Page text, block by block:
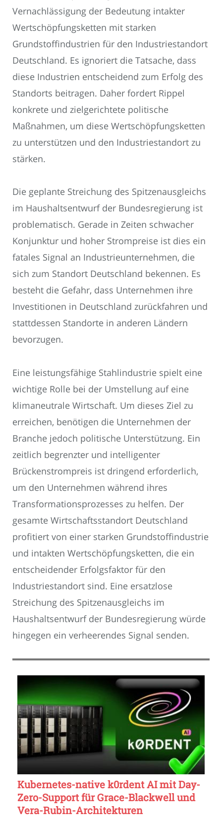
Vernachlässigung der Bedeutung intakter
Wertschöpfungsketten mit starken
Grundstoffindustrien für den Industriestandort
Deutschland. Es ignoriert die Tatsache, dass
diese Industrien entscheidend zum Erfolg des
Standorts beitragen. Daher fordert Rippel
konkrete und zielgerichtete politische
Maßnahmen, um diese Wertschöpfungsketten
zu unterstützen und den Industriestandort zu
stärken.
Die geplante Streichung des Spitzenausgleichs
im Haushaltsentwurf der Bundesregierung ist
problematisch. Gerade in Zeiten schwacher
Konjunktur und hoher Strompreise ist dies ein
fatales Signal an Industrieunternehmen, die
sich zum Standort Deutschland bekennen. Es
besteht die Gefahr, dass Unternehmen ihre
Investitionen in Deutschland zurückfahren und
stattdessen Standorte in anderen Ländern
bevorzugen.
Eine leistungsfähige Stahlindustrie spielt eine
wichtige Rolle bei der Umstellung auf eine
klimaneutrale Wirtschaft. Um dieses Ziel zu
erreichen, benötigen die Unternehmen der
Branche jedoch politische Unterstützung. Ein
zeitlich begrenzter und intelligenter
Brückenstrompreis ist dringend erforderlich,
um den Unternehmen während ihres
Transformationsprozesses zu helfen. Der
gesamte Wirtschaftsstandort Deutschland
profitiert von einer starken Grundstoffindustrie
und intakten Wertschöpfungsketten, die ein
entscheidender Erfolgsfaktor für den
Industriestandort sind. Eine ersatzlose
Streichung des Spitzenausgleichs im
Haushaltsentwurf der Bundesregierung würde
hingegen ein verheerendes Signal senden.
Kubernetes-native k0rdent AI mit Day-
Zero-Support für Grace-Blackwell und
Vera-Rubin-Architekturen